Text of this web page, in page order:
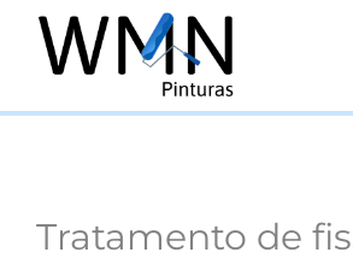
Tratamento de